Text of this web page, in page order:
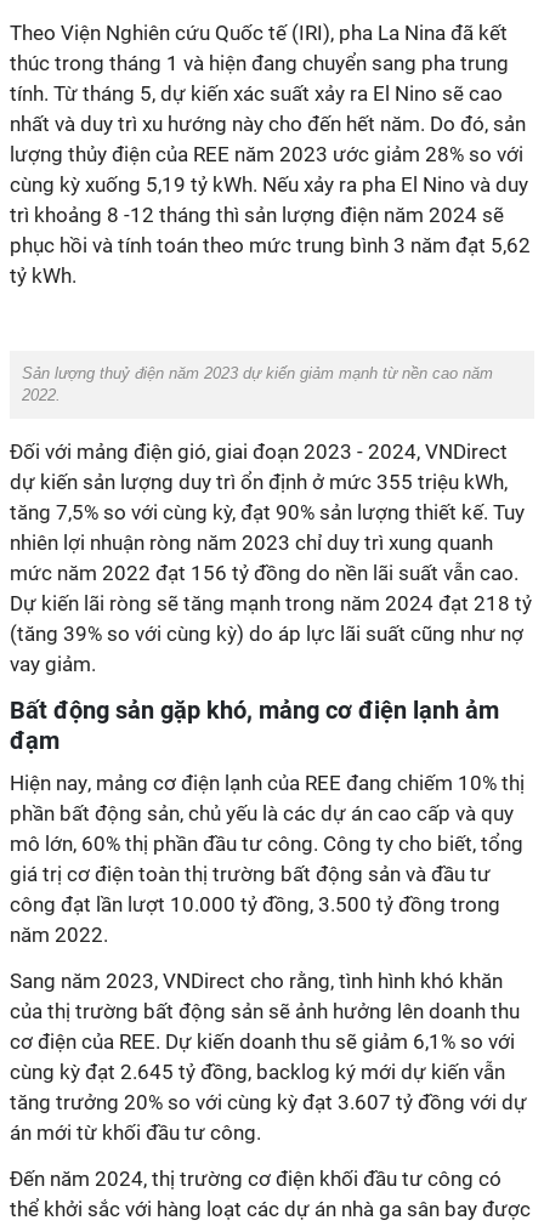
Theo Viện Nghiên cứu Quốc tế (IRI), pha La Nina đã kết
thúc trong tháng 1 và hiện đang chuyển sang pha trung
tính. Từ tháng 5, dự kiến xác suất xảy ra El Nino sẽ cao
nhất và duy trì xu hướng này cho đến hết năm. Do đó, sản
lượng thủy điện của REE năm 2023 ước giảm 28% so với
cùng kỳ xuống 5,19 tỷ kWh. Nếu xảy ra pha El Nino và duy
trì khoảng 8 -12 tháng thì sản lượng điện năm 2024 sẽ
phục hồi và tính toán theo mức trung bình 3 năm đạt 5,62
tỷ kWh.
Sản lượng thuỷ điện năm 2023 dự kiến giảm mạnh từ nền cao năm
2022.
Đối với mảng điện gió, giai đoạn 2023 - 2024, VNDirect
dự kiến sản lượng duy trì ổn định ở mức 355 triệu kWh,
tăng 7,5% so với cùng kỳ, đạt 90% sản lượng thiết kế. Tuy
nhiên lợi nhuận ròng năm 2023 chỉ duy trì xung quanh
mức năm 2022 đạt 156 tỷ đồng do nền lãi suất vẫn cao.
Dự kiến lãi ròng sẽ tăng mạnh trong năm 2024 đạt 218 tỷ
(tăng 39% so với cùng kỳ) do áp lực lãi suất cũng như nợ
vay giảm.
Bất động sản gặp khó, mảng cơ điện lạnh ảm
đạm
Hiện nay, mảng cơ điện lạnh của REE đang chiếm 10% thị
phần bất động sản, chủ yếu là các dự án cao cấp và quy
mô lớn, 60% thị phần đầu tư công. Công ty cho biết, tổng
giá trị cơ điện toàn thị trường bất động sản và đầu tư
công đạt lần lượt 10.000 tỷ đồng, 3.500 tỷ đồng trong
năm 2022.
Sang năm 2023, VNDirect cho rằng, tình hình khó khăn
của thị trường bất động sản sẽ ảnh hưởng lên doanh thu
cơ điện của REE. Dự kiến doanh thu sẽ giảm 6,1% so với
cùng kỳ đạt 2.645 tỷ đồng, backlog ký mới dự kiến vẫn
tăng trưởng 20% so với cùng kỳ đạt 3.607 tỷ đồng với dự
án mới từ khối đầu tư công.
Đến năm 2024, thị trường cơ điện khối đầu tư công có
thể khởi sắc với hàng loạt các dự án nhà ga sân bay được